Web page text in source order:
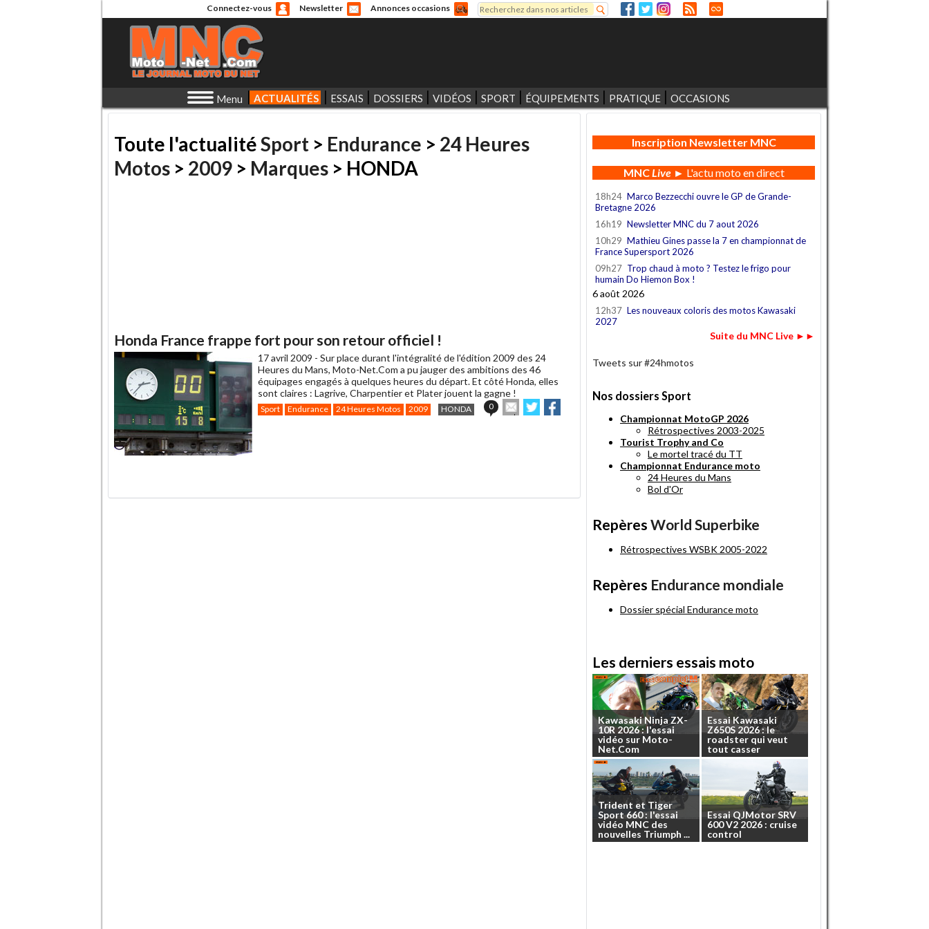
Connectez-vous Newsletter Annonces occasions
Formulaire de recherche
Rechercher
Menu ACTUALITÉS ESSAIS DOSSIERS VIDÉOS SPORT ÉQUIPEMENTS PRATIQUE OCCASIONS
Toute l'actualitéSport > Endurance > 24 Heures
Motos > 2009 > Marques > HONDA
Honda France frappe fort pour son retour officiel !
17 avril 2009 - Sur place durant l'intégralité de l'édition 2009 des 24
Heures du Mans, Moto-Net.Com a pu jauger des ambitions des 46
équipages engagés à quelques heures du départ. Et côté Honda, elles
sont claires : Lagrive, Charpentier et Plater jouent la gagne !
Sport Endurance 24 Heures Motos 2009 HONDA 0
Envoyer
cet
Partager
sur sur
Inscription Newsletter MNC
MNCLive► L'actu moto en direct
18h24 Marco Bezzecchi ouvre le GP de Grande-
Bretagne 2026
16h19 Newsletter MNC du 7 aout 2026
10h29 Mathieu Gines passe la 7 en championnat de
France Supersport 2026
09h27 Trop chaud à moto ? Testez le frigo pour
humain Do Hiemon Box !
6 août 2026
12h37 Les nouveaux coloris des motos Kawasaki
2027
Suite du MNC Live ►►
Tweets sur #24hmotos
Nos dossiers Sport
Championnat MotoGP 2026
Rétrospectives 2003-2025
Tourist Trophy and Co
Le mortel tracé du TT
Championnat Endurance moto
24 Heures du Mans
Bol d'Or
Repères World Superbike
Rétrospectives WSBK 2005-2022
Repères Endurance mondiale
Dossier spécial Endurance moto
Les derniers essais moto
KawasakiNinja ZX-
10R2026: l'essai
vidéo sur Moto-
Net.Com
EssaiKawasaki
Z650S 2026:le
roadster qui veut
tout casser
Trident etTiger
Sport660:l'essai
vidéo MNC des
nouvelles Triumph ...
Essai QJMotorSRV
600V2 2026 : cruise
control